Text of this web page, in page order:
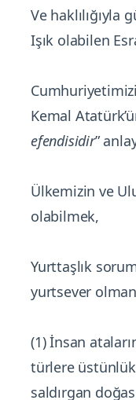
Ve haklılığıyla
Işık olabilen
Kemal
efendisidir”
Ülkemizin ve
olabilmek,
Yurttaşlık
yurtsever
(1) İnsan
türlere
saldırgan